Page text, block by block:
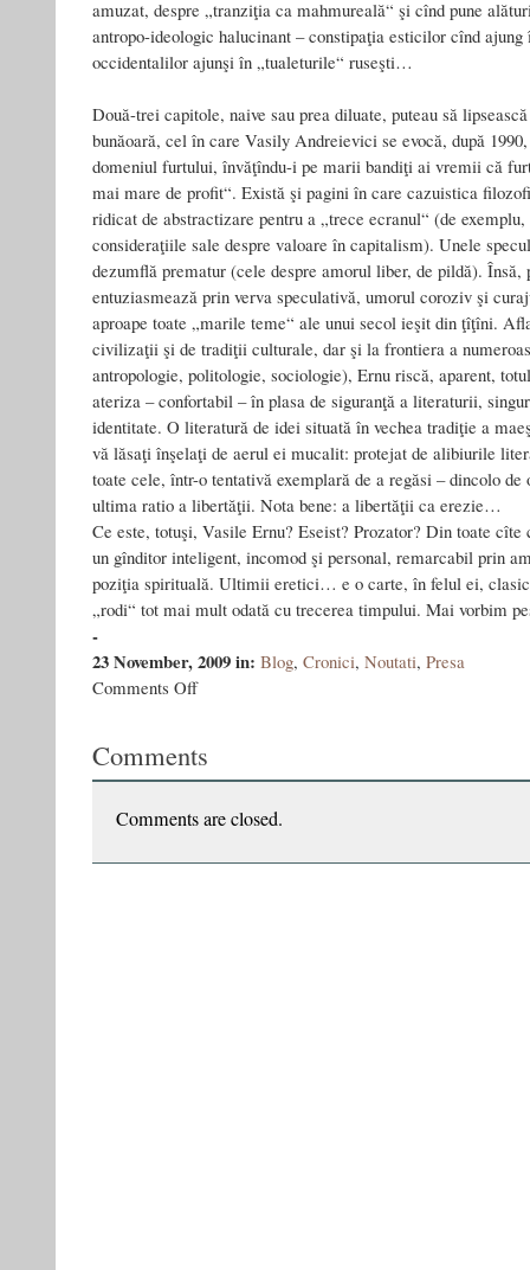
amuzat, despre „tranziţia ca mahmureală“ şi cînd pune
antropo-ideologic halucinant – constipaţia esticilor cînd
occidentalilor ajunşi în „tualeturile“ ruseşti…
Două-trei capitole, naive sau prea diluate, puteau să
bunăoară, cel în care Vasily Andreievici se evocă, după
domeniul furtului, învăţîndu-i pe marii bandiţi ai vremii că
mai mare de profit“. Există şi pagini în care cazuistica
ridicat de abstractizare pentru a „trece ecranul“ (de
consideraţiile sale despre valoare în capitalism). Unele
dezumflă prematur (cele despre amorul liber, de pildă). Însă,
entuziasmează prin verva speculativă, umorul coroziv şi
aproape toate „marile teme“ ale unui secol ieşit din ţîţîni.
civilizaţii şi de tradiţii culturale, dar şi la frontiera a
antropologie, politologie, sociologie), Ernu riscă, aparent,
ateriza – confortabil – în plasa de siguranţă a literaturii,
identitate. O literatură de idei situată în vechea tradiţie a
vă lăsaţi înşelaţi de aerul ei mucalit: protejat de alibiurile
toate cele, într-o tentativă exemplară de a regăsi – dincolo
ultima ratio a libertăţii. Nota bene: a libertăţii ca erezie…
Ce este, totuşi, Vasile Ernu? Eseist? Prozator? Din toate
un gînditor inteligent, incomod şi personal, remarcabil prin
poziţia spirituală. Ultimii eretici… e o carte, în felul ei,
„rodi“ tot mai mult odată cu trecerea timpului. Mai vorbim
-
23 November, 2009in: Blog, Cronici, Noutati, Presa
Comments Offon
fi
Comments
Comments are closed.